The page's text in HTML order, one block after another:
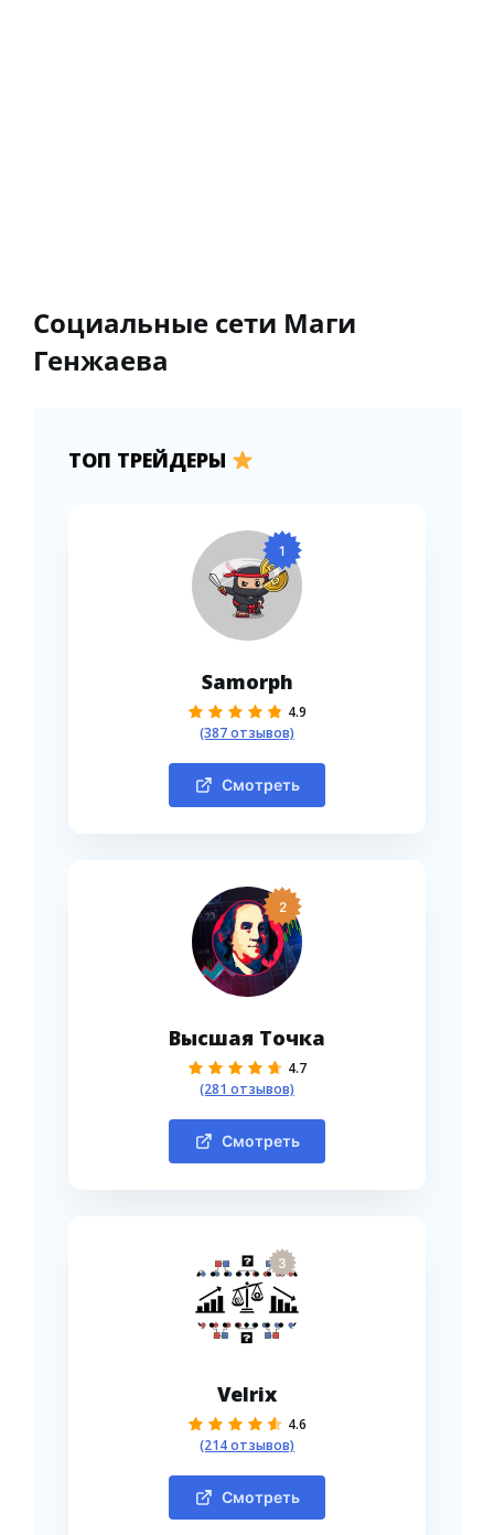
Социальные сети Маги
Генжаева
ТОП ТРЕЙДЕРЫ
1
Samorph
4.9
(387 отзывов)
Смотреть
2
Высшая Точка
4.7
(281 отзывов)
Смотреть
3
Velrix
4.6
(214 отзывов)
Смотреть